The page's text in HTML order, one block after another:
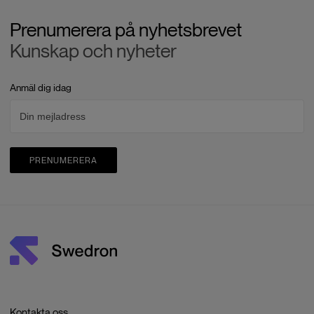
Prenumerera på nyhetsbrevet
Kunskap och nyheter
Anmäl dig idag
PRENUMERERA